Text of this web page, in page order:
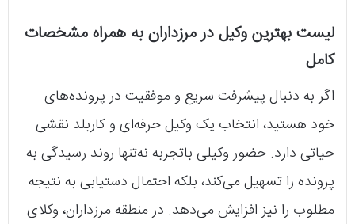
لیست بهترین وکیل در مرزداران به همراه مشخصات
کامل
اگر به دنبال پیشرفت سریع و موفقیت در پرونده‌های
خود هستید، انتخاب یک وکیل حرفه‌ای و کاربلد نقشی
حیاتی دارد. حضور وکیلی باتجربه نه‌تنها روند رسیدگی به
پرونده را تسهیل می‌کند، بلکه احتمال دستیابی به نتیجه
مطلوب را نیز افزایش می‌دهد. در منطقه مرزداران، وکلای